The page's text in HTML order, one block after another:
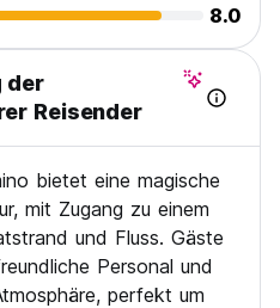
8.0
der
Reisender
bietet eine magische
mit Zugang zu einem
und Fluss. Gäste
Personal und
perfekt um